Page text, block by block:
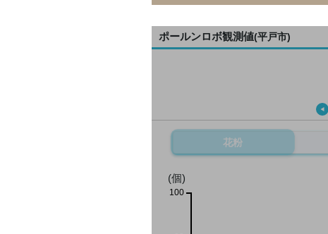
ポールンロボ観測値(平戸市)
花粉
(個)
100